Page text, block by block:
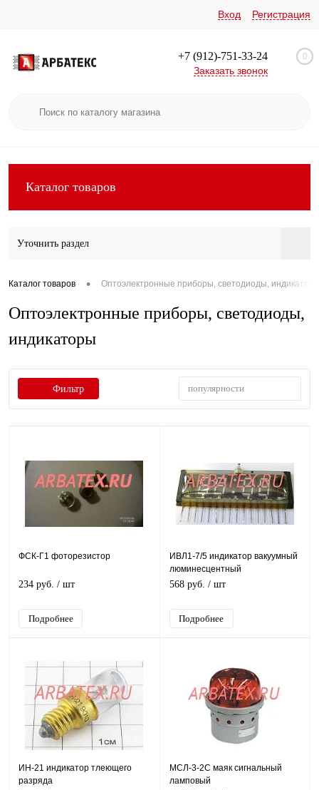
Вход Регистрация
+7 (912)-751-33-24
Заказать звонок
0
Каталог товаров
Уточнить раздел
Каталог товаров • Оптоэлектронные приборы, светодиоды,
Оптоэлектронные приборы, светодиоды,
индикаторы
Фильтр популярности
ФСК-Г1 фоторезистор
234 руб. / шт
Подробнее
ИВЛ1-7/5 индикатор вакуумный
люминесцентный
568 руб. / шт
Подробнее
ИН-21 индикатор тлеющего
разряда
МСЛ-3-2С маяк сигнальный
ламповый